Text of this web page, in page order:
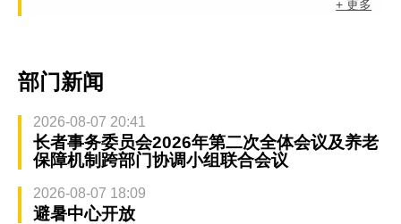
+ 更多
部门新闻
2026-08-07 20:41
长者事务委员会2026年第二次全体会议及养老
保障机制跨部门协调小组联合会议
2026-08-07 18:09
避暑中心开放